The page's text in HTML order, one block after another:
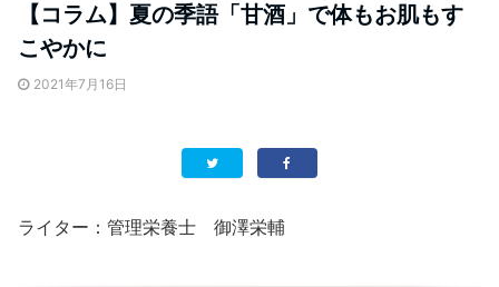
【コラム】夏の季語「甘酒」で体もお肌もす
こやかに
2021年7月16日
ライター：管理栄養士 御澤栄輔